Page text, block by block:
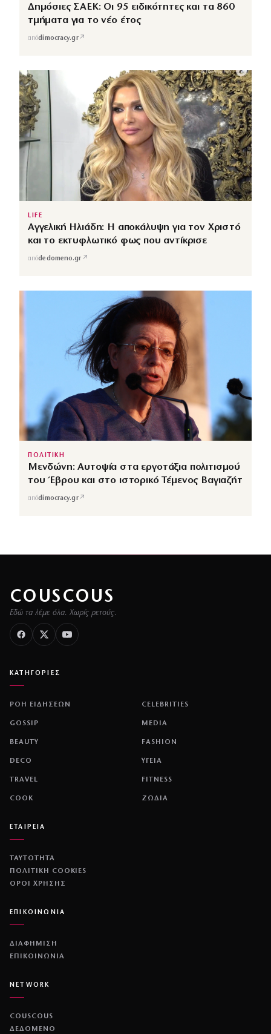
Δημόσιες ΣΑΕΚ: Οι 95 ειδικότητες και τα 860
τμήματα για το νέο έτος
απόdimocracy.gr↗
LIFE
Αγγελική Ηλιάδη: Η αποκάλυψη για τον Χριστό
και το εκτυφλωτικό φως που αντίκρισε
απόdedomeno.gr ↗
ΠΟΛΙΤΙΚΗ
Μενδώνη: Αυτοψία στα εργοτάξια πολιτισμού
του Έβρου και στο ιστορικό Τέμενος Βαγιαζήτ
απόdimocracy.gr↗
COUSCOUS
Εδώ τα λέμε όλα. Χωρίς ρετούς.
ΚΑΤΗΓΟΡΙΕΣ
ΡΟΗ ΕΙΔΗΣΕΩΝ CELEBRITIES
GOSSIP MEDIA
BEAUTY FASHION
DECO ΥΓΕΙΑ
TRAVEL FITNESS
COOK ΖΩΔΙΑ
ΕΤΑΙΡΕΙΑ
ΤΑΥΤΟΤΗΤΑ
ΠΟΛΙΤΙΚΉ COOKIES
ΌΡΟΙ ΧΡΉΣΗΣ
ΕΠΙΚΟΙΝΩΝΙΑ
ΔΙΑΦΗΜΙΣΗ
ΕΠΙΚΟΙΝΩΝΙΑ
NETWORK
COUSCOUS
ΔΕΔΟΜΕΝΟ